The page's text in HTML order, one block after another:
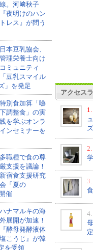
線。河﨑秋子
『夜明けのハン
トレス』が問う
日本豆乳協会、
管理栄養士向け
コミュニティ
「豆乳スマイル
」を発足
特別食加算「嚥
下調整食」の実
践を学ぶオンラ
インセミナーを
多職種で食の尊
厳支援を議論！
新宿食支援研究
会「夏の
催
ハナマルキの海
外展開が加速！
『酵母発酵液体
塩こうじ』が韓
を受領
アクセス
1.
2.
3.
4.